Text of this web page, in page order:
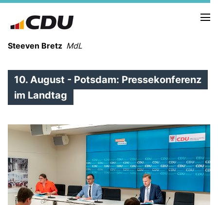
Steeven Bretz MdL
WAHLKREISBESUCHE
PRESSEFOTOS
MEIN WAHLKREIS
ZIELE
10. August - Potsdam: Pressekonferenz
im Landtag